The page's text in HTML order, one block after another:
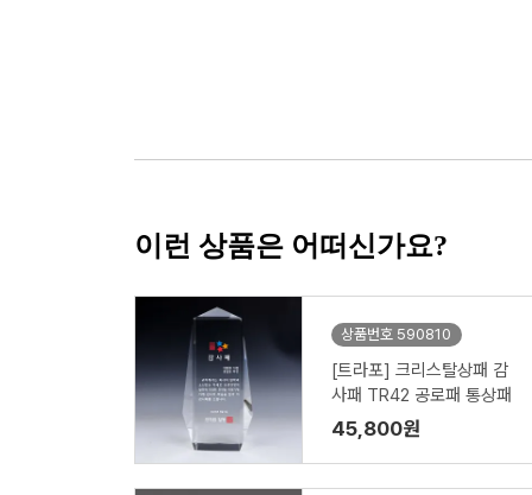
이런 상품은 어떠신가요?
상품번호 590810
[트라포] 크리스탈상패 감
사패 TR42 공로패 통상패
45,800원